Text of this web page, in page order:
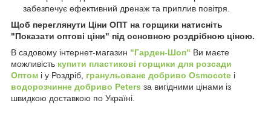
забезпечує ефективний дренаж та приплив повітря.
Щоб переглянути Ціни ОПТ на горщики натисніть
"Показати оптові ціни" під основною роздрібною ціною.
В садовому інтернет-магазин "Гарден-Шоп" Ви маєте
можливість купити пластикові горщики для розсади
Оптом і у Роздріб, гранульоване добриво Osmocote і
водорозчинне добриво Peters за вигідними цінами із
швидкою доставкою по Україні.